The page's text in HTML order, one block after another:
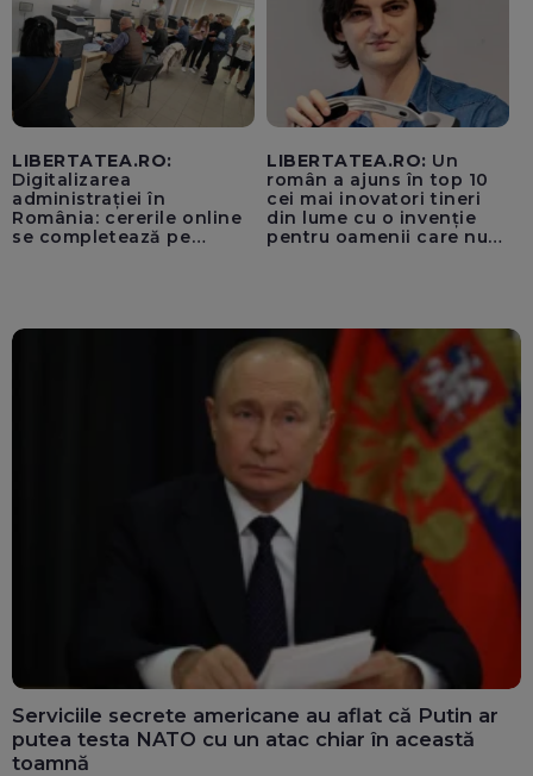
LIBERTATEA.RO:
Digitalizarea
administrației în
România: cererile online
se completează pe
LIBERTATEA.RO: Un
român a ajuns în top 10
cei mai inovatori tineri
din lume cu o invenție
pentru oamenii care nu
Serviciile secrete americane au aflat că Putin ar
putea testa NATO cu un atac chiar în această
toamnă